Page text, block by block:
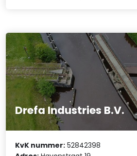
Drefa Industries B.V.
KvK nummer: 52842398